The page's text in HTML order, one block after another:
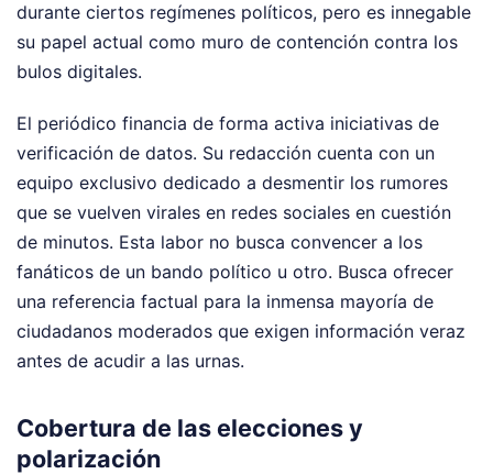
durante ciertos regímenes políticos, pero es innegable
su papel actual como muro de contención contra los
bulos digitales.
El periódico financia de forma activa iniciativas de
verificación de datos. Su redacción cuenta con un
equipo exclusivo dedicado a desmentir los rumores
que se vuelven virales en redes sociales en cuestión
de minutos. Esta labor no busca convencer a los
fanáticos de un bando político u otro. Busca ofrecer
una referencia factual para la inmensa mayoría de
ciudadanos moderados que exigen información veraz
antes de acudir a las urnas.
Cobertura de las elecciones y
polarización